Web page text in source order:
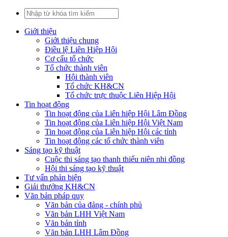
Giới thiệu
Giới thiệu chung
Điều lệ Liên Hiệp Hội
Cơ cấu tổ chức
Tổ chức thành viên
Hội thành viên
Tổ chức KH&CN
Tổ chức trực thuộc Liên Hiệp Hội
Tin hoạt động
Tin hoạt động của Liên hiệp Hội Lâm Đồng
Tin hoạt động của Liên hiệp Hội Việt Nam
Tin hoạt động của Liên hiệp Hội các tỉnh
Tin hoạt động các tổ chức thành viên
Sáng tạo kỹ thuật
Cuộc thi sáng tạo thanh thiếu niên nhi đồng
Hội thi sáng tạo kỹ thuật
Tư vấn phản biện
Giải thưởng KH&CN
Văn bản pháp quy
Văn bản của đảng - chính phủ
Văn bản LHH Việt Nam
Văn bản tỉnh
Văn bản LHH Lâm Đồng